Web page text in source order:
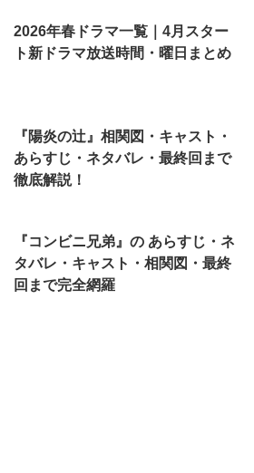
2026年春ドラマ一覧｜4月スター
ト新ドラマ放送時間・曜日まとめ
『陽炎の辻』相関図・キャスト・
あらすじ・ネタバレ・最終回まで
徹底解説！
『コンビニ兄弟』の あらすじ・ネ
タバレ・キャスト・相関図・最終
回まで完全網羅